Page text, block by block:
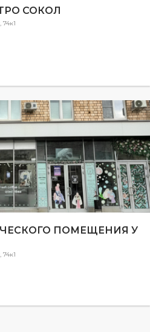
СОКОЛ
ПОМЕЩЕНИЯ У